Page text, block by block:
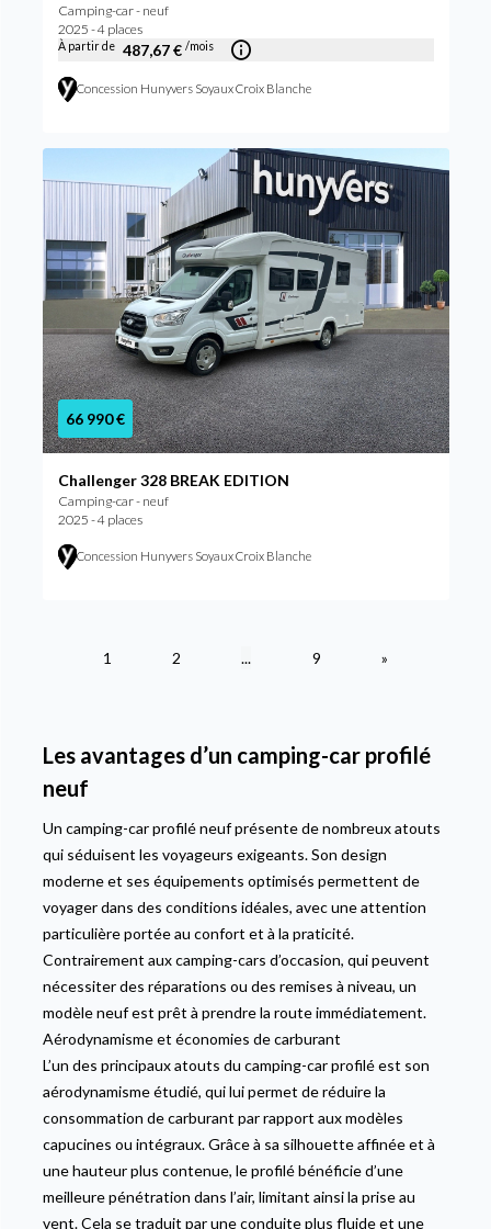
Camping-car - neuf
2025 - 4 places
À partir de 487,67 € /mois
Concession Hunyvers Soyaux Croix Blanche
66 990 €
Challenger 328 BREAK EDITION
Camping-car - neuf
2025 - 4 places
Concession Hunyvers Soyaux Croix Blanche
1 2 ... 9 »
Les avantages d’un camping-car profilé
neuf
Un camping-car profilé neuf présente de nombreux atouts
qui séduisent les voyageurs exigeants. Son design
moderne et ses équipements optimisés permettent de
voyager dans des conditions idéales, avec une attention
particulière portée au confort et à la praticité.
Contrairement aux camping-cars d’occasion, qui peuvent
nécessiter des réparations ou des remises à niveau, un
modèle neuf est prêt à prendre la route immédiatement.
Aérodynamisme et économies de carburant
L’un des principaux atouts du camping-car profilé est son
aérodynamisme étudié, qui lui permet de réduire la
consommation de carburant par rapport aux modèles
capucines ou intégraux. Grâce à sa silhouette affinée et à
une hauteur plus contenue, le profilé bénéficie d’une
meilleure pénétration dans l’air, limitant ainsi la prise au
vent. Cela se traduit par une conduite plus fluide et une